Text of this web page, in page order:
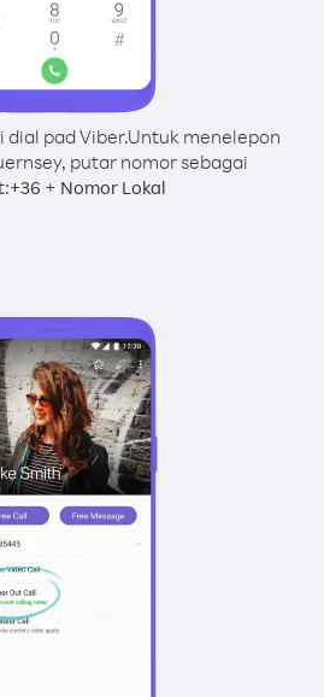
pad Viber.Untuk menelepon
putar nomor sebagai
+36 + Nomor Lokal